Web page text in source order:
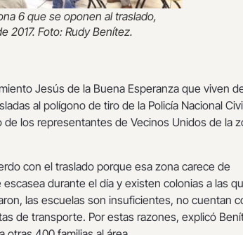
6 que se oponen al traslado,
2017. Foto: Rudy Benítez.
Jesús de la Buena Esperanza que viven
al polígono de tiro de la Policía Nacional
de los representantes de Vecinos Unidos de la
con el traslado porque esa zona carece de
durante el día y existen colonias a las
las escuelas son insuficientes, no cuentan
de transporte. Por estas razones, explicó